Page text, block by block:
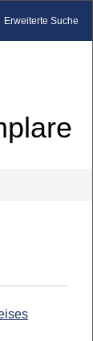
Erweiterte Suche